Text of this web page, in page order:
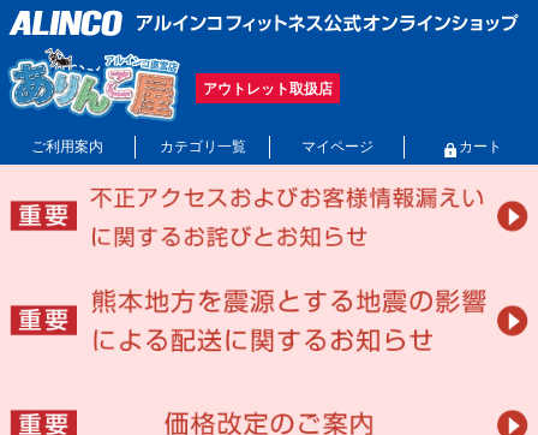
アウトレット取扱店
ご利用案内 カテゴリ一覧 マイページ カート